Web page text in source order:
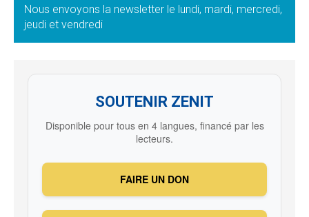
Nous envoyons la newsletter le lundi, mardi, mercredi,
jeudi et vendredi
SOUTENIR ZENIT
Disponible pour tous en 4 langues, financé par les
lecteurs.
FAIRE UN DON